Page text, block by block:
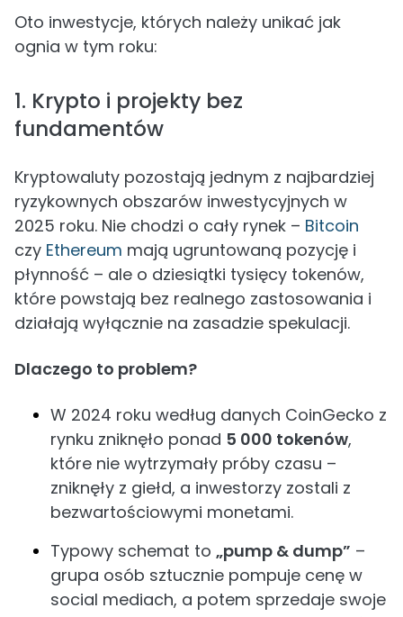
Oto inwestycje, których należy unikać jak
ognia w tym roku:
1. Krypto i projekty bez
fundamentów
Kryptowaluty pozostają jednym z najbardziej
ryzykownych obszarów inwestycyjnych w
2025 roku. Nie chodzi o cały rynek – Bitcoin
czy Ethereum mają ugruntowaną pozycję i
płynność – ale o dziesiątki tysięcy tokenów,
które powstają bez realnego zastosowania i
działają wyłącznie na zasadzie spekulacji.
Dlaczego to problem?
W 2024 roku według danych CoinGecko z
rynku zniknęło ponad 5 000 tokenów,
które nie wytrzymały próby czasu –
zniknęły z giełd, a inwestorzy zostali z
bezwartościowymi monetami.
Typowy schemat to „pump & dump” –
grupa osób sztucznie pompuje cenę w
social mediach, a potem sprzedaje swoje